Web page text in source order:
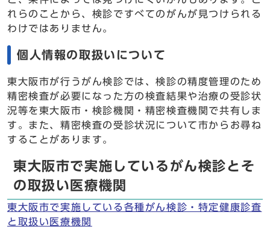
れらのことから、検診ですべてのがんが見つけられる
わけではありません。
個人情報の取扱いについて
東大阪市が行うがん検診では、検診の精度管理のため
精密検査が必要になった方の検査結果や治療の受診状
況等を東大阪市・検診機関・精密検査機関で共有しま
す。また、精密検査の受診状況について市からお尋ね
することがあります。
東大阪市で実施しているがん検診とそ
の取扱い医療機関
東大阪市で実施している各種がん検診・特定健康診査
と取扱い医療機関